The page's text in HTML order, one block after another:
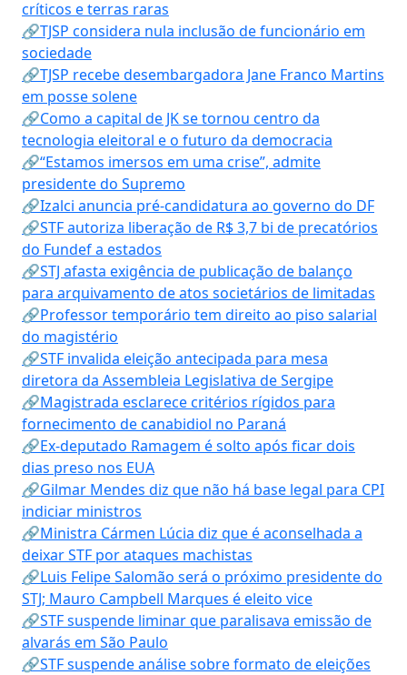
críticos e terras raras
🔗TJSP considera nula inclusão de funcionário em
sociedade
🔗TJSP recebe desembargadora Jane Franco Martins
em posse solene
🔗Como a capital de JK se tornou centro da
tecnologia eleitoral e o futuro da democracia
🔗“Estamos imersos em uma crise”, admite
presidente do Supremo
🔗Izalci anuncia pré-candidatura ao governo do DF
🔗STF autoriza liberação de R$ 3,7 bi de precatórios
do Fundef a estados
🔗STJ afasta exigência de publicação de balanço
para arquivamento de atos societários de limitadas
🔗Professor temporário tem direito ao piso salarial
do magistério
🔗STF invalida eleição antecipada para mesa
diretora da Assembleia Legislativa de Sergipe
🔗Magistrada esclarece critérios rígidos para
fornecimento de canabidiol no Paraná
🔗Ex-deputado Ramagem é solto após ficar dois
dias preso nos EUA
🔗Gilmar Mendes diz que não há base legal para CPI
indiciar ministros
🔗Ministra Cármen Lúcia diz que é aconselhada a
deixar STF por ataques machistas
🔗Luis Felipe Salomão será o próximo presidente do
STJ; Mauro Campbell Marques é eleito vice
🔗STF suspende liminar que paralisava emissão de
alvarás em São Paulo
🔗STF suspende análise sobre formato de eleições